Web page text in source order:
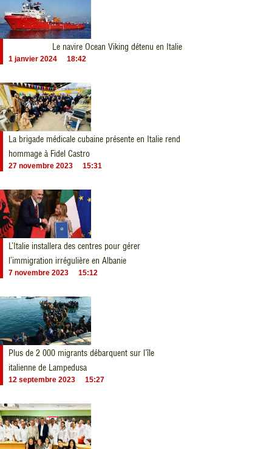
Le navire Ocean Viking détenu en Italie
1 janvier 2024 18:42
La brigade médicale cubaine présente en Italie rend
hommage à Fidel Castro
27 novembre 2023 15:31
L’Italie installera des centres pour gérer
l’immigration irrégulière en Albanie
7 novembre 2023 15:12
Plus de 2 000 migrants débarquent sur l’île
italienne de Lampedusa
12 septembre 2023 15:27